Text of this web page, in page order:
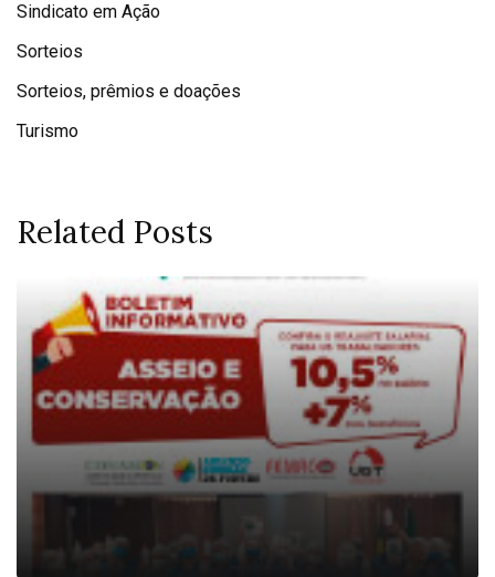
Sindicato em Ação
Sorteios
Sorteios, prêmios e doações
Turismo
Related Posts